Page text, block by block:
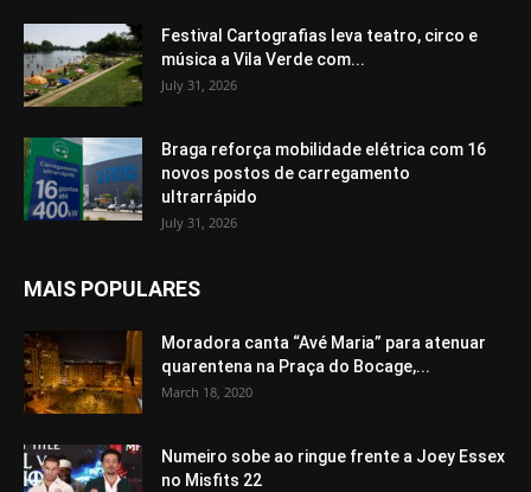
Festival Cartografias leva teatro, circo e
música a Vila Verde com...
July 31, 2026
Braga reforça mobilidade elétrica com 16
novos postos de carregamento
ultrarrápido
July 31, 2026
MAIS POPULARES
Moradora canta “Avé Maria” para atenuar
quarentena na Praça do Bocage,...
March 18, 2020
Numeiro sobe ao ringue frente a Joey Essex
no Misfits 22